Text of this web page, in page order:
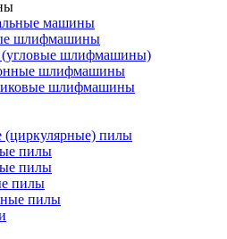
машины
шлифмашины
(угловые шлифмашины)
шлифмашины
шлифмашины
(циркулярные) пилы
пилы
пилы
пилы
пилы